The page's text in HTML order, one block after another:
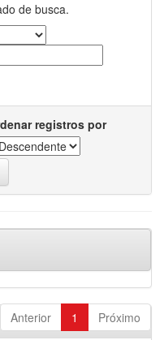
de busca.
registros por
Anterior 1 Próximo